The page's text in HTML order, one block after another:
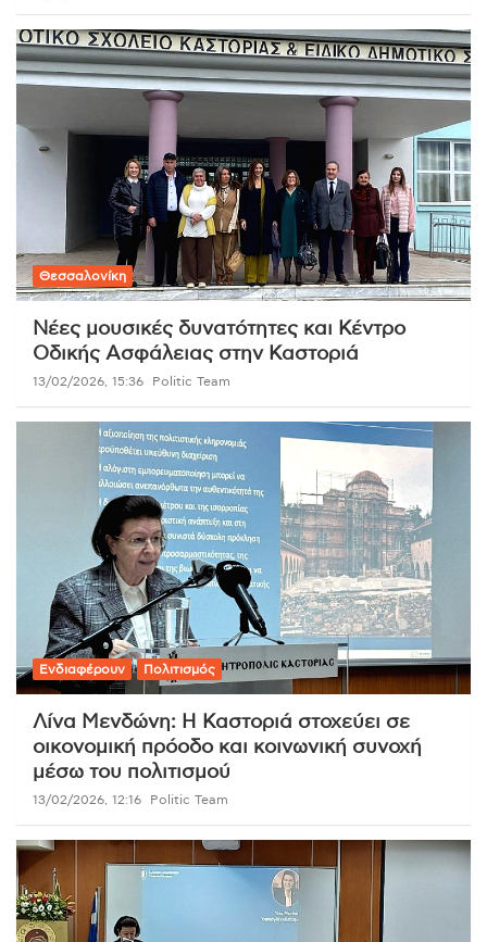
Θεσσαλονίκη
Νέες μουσικές δυνατότητες και Κέντρο
Οδικής Ασφάλειας στην Καστοριά
13/02/2026, 15:36 Politic Team
Ενδιαφέρουν Πολιτισμός
Λίνα Μενδώνη: Η Καστοριά στοχεύει σε
οικονομική πρόοδο και κοινωνική συνοχή
μέσω του πολιτισμού
13/02/2026, 12:16 Politic Team